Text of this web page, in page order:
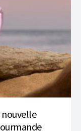
nouvelle